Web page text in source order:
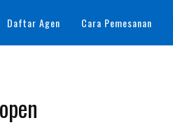
Daftar Agen Cara Pemesanan